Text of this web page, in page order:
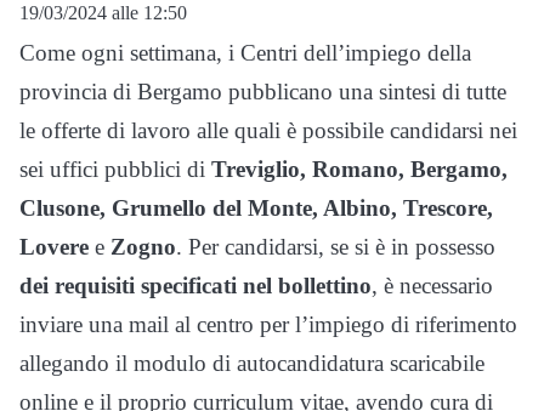
19/03/2024 alle 12:50
Come ogni settimana, i Centri dell’impiego della
provincia di Bergamo pubblicano una sintesi di tutte
le offerte di lavoro alle quali è possibile candidarsi nei
sei uffici pubblici di Treviglio, Romano, Bergamo,
Clusone, Grumello del Monte, Albino, Trescore,
Lovere e Zogno. Per candidarsi, se si è in possesso
dei requisiti specificati nel bollettino, è necessario
inviare una mail al centro per l’impiego di riferimento
allegando il modulo di autocandidatura scaricabile
online e il proprio curriculum vitae, avendo cura di